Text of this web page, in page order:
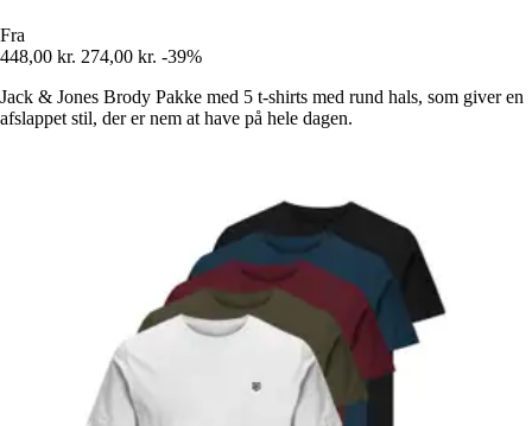
Fra
448,00 kr. 274,00 kr. -39%
Jack & Jones Brody Pakke med 5 t-shirts med rund hals, som giver en
afslappet stil, der er nem at have på hele dagen.